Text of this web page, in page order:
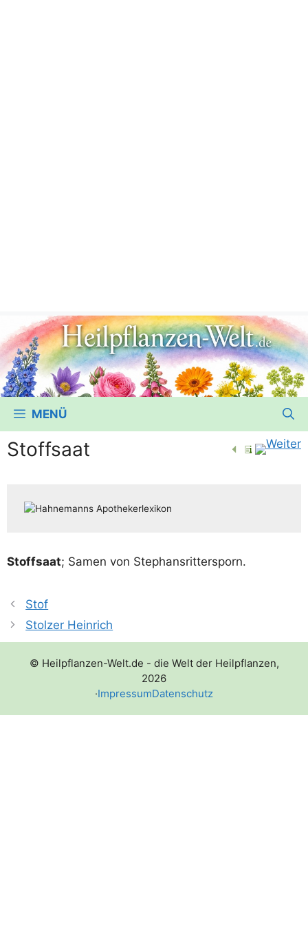
MENÜ
Stoffsaat
Stoff­saat; Samen von Stephansrittersporn.
Stof
Stolzer Heinrich
© Heilpflanzen-Welt.de - die Welt der Heilpflanzen,
2026
·ImpressumDatenschutz